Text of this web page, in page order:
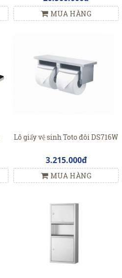
MUA HÀNG
Lô giấy vệ sinh Toto đôi DS716W
3.215.000đ
MUA HÀNG